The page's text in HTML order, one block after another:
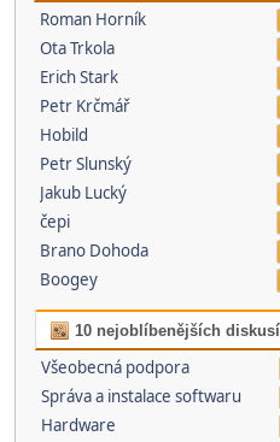
Roman Horník
Ota Trkola
Erich Stark
Petr Krčmář
Hobild
Petr Slunský
Jakub Lucký
čepi
Brano Dohoda
Boogey
10 nejoblíbenějších diskusí
Všeobecná podpora
Správa a instalace softwaru
Hardware